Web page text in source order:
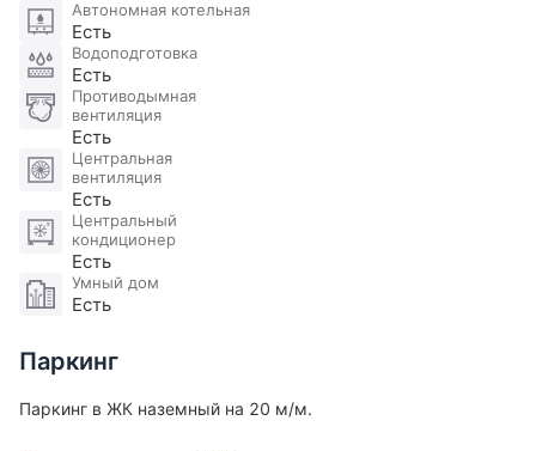
Автономная котельная
Есть
Водоподготовка
Есть
Противодымная
вентиляция
Есть
Центральная
вентиляция
Есть
Центральный
кондиционер
Есть
Умный дом
Есть
Паркинг
Паркинг в ЖК наземный на 20 м/м.